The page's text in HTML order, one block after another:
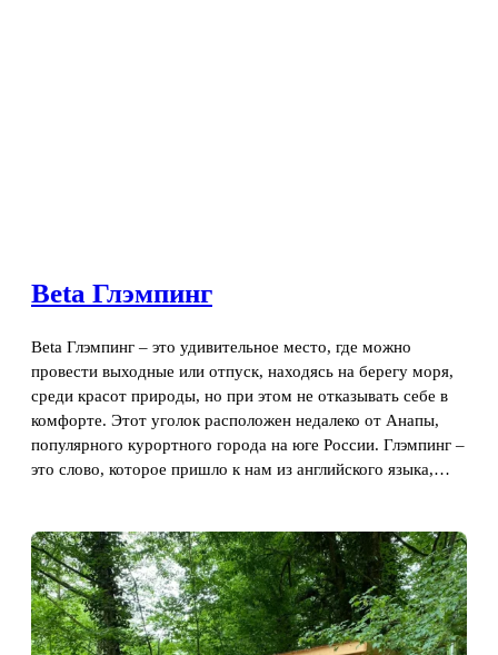
Beta Глэмпинг
Beta Глэмпинг – это удивительное место, где можно
провести выходные или отпуск, находясь на берегу моря,
среди красот природы, но при этом не отказывать себе в
комфорте. Этот уголок расположен недалеко от Анапы,
популярного курортного города на юге России. Глэмпинг –
это слово, которое пришло к нам из английского языка,…